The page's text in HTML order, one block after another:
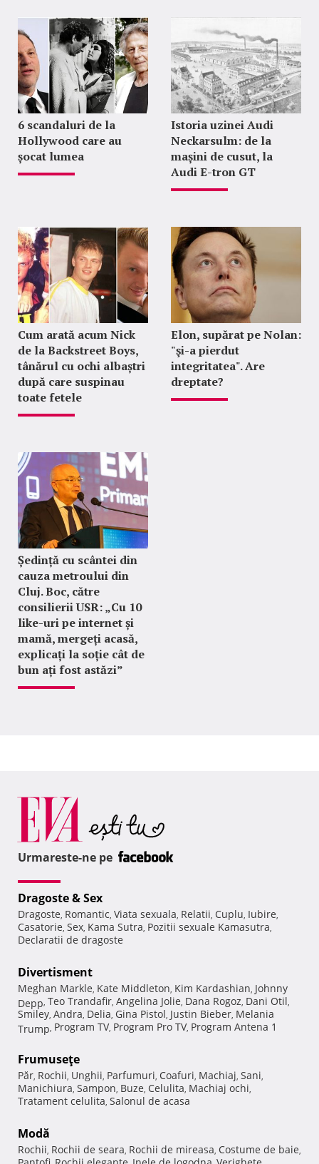
6 scandaluri de la
Hollywood care au
șocat lumea
Istoria uzinei Audi
Neckarsulm: de la
mașini de cusut, la
Audi E-tron GT
Cum arată acum Nick
de la Backstreet Boys,
tânărul cu ochi albaștri
după care suspinau
toate fetele
Elon, supărat pe Nolan:
"şi-a pierdut
integritatea". Are
dreptate?
Ședință cu scântei din
cauza metroului din
Cluj. Boc, către
consilierii USR: „Cu 10
like-uri pe internet și
mamă, mergeți acasă,
explicați la soție cât de
bun ați fost astăzi”
Urmareste-ne pe
Dragoste & Sex
Dragoste, Romantic, Viata sexuala, Relatii, Cuplu, Iubire,
Casatorie, Sex, Kama Sutra, Pozitii sexuale Kamasutra,
Declaratii de dragoste
Divertisment
Meghan Markle, Kate Middleton, Kim Kardashian, Johnny
Depp, Teo Trandafir, Angelina Jolie, Dana Rogoz, Dani Otil,
Smiley, Andra, Delia, Gina Pistol, Justin Bieber, Melania
Trump, Program TV, Program Pro TV, Program Antena 1
Frumuseţe
Păr, Rochii, Unghii, Parfumuri, Coafuri, Machiaj, Sani,
Manichiura, Sampon, Buze, Celulita, Machiaj ochi,
Tratament celulita, Salonul de acasa
Modă
Rochii, Rochii de seara, Rochii de mireasa, Costume de baie,